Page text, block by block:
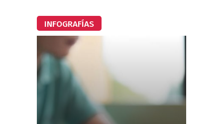
INFOGRAFÍAS